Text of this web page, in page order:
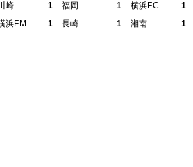
崎 1
福岡
浜FM 1 長崎
1
横浜FC
1
1
湘南 1